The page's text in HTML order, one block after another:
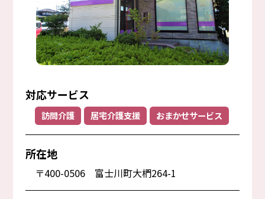
対応サービス
訪問介護 居宅介護支援 おまかせサービス
所在地
〒400-0506 富士川町大椚264-1